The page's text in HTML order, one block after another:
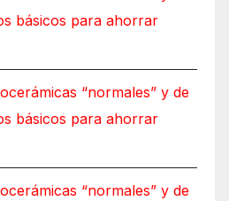
básicos para ahorrar
“normales” y de
básicos para ahorrar
“normales” y de